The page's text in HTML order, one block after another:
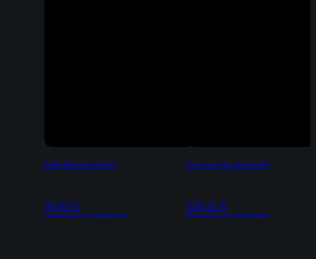
Profi-Messerschärfer
39,95 €
Inkl. 19% MwSt | zzgl. Versandkosten
Premium Set Ostertafel
539,55 €
Inkl. 19% MwSt | zzgl. Versandkosten